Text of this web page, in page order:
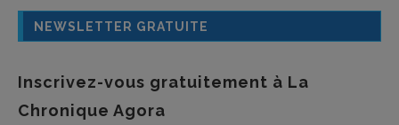
NEWSLETTER GRATUITE
Inscrivez-vous gratuitement à La
Chronique Agora